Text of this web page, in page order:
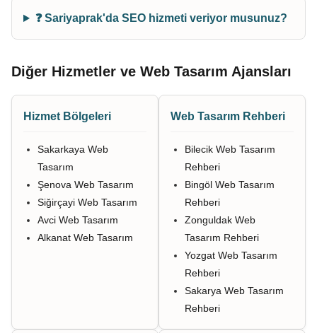
❓ Sariyaprak'da SEO hizmeti veriyor musunuz?
Diğer Hizmetler ve Web Tasarım Ajansları
Hizmet Bölgeleri
Sakarkaya Web
Tasarım
Şenova Web Tasarım
Siğirçayi Web Tasarım
Avci Web Tasarım
Alkanat Web Tasarım
Web Tasarım Rehberi
Bilecik Web Tasarım
Rehberi
Bingöl Web Tasarım
Rehberi
Zonguldak Web
Tasarım Rehberi
Yozgat Web Tasarım
Rehberi
Sakarya Web Tasarım
Rehberi